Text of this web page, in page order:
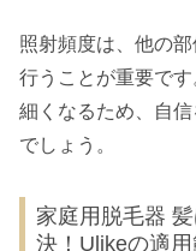
照射頻度は、他の
行うことが重要で
細くなるため、自
でしょう。
家庭用脱毛器
決！Ulikeの適用